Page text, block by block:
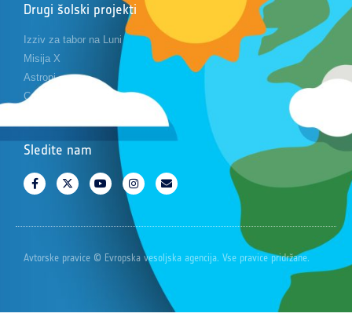
Drugi šolski projekti
Izziv za tabor na Luni
Misija X
Astropi
Cansat
Sledite nam
Avtorske pravice © Evropska vesoljska agencija. Vse pravice pridržane.